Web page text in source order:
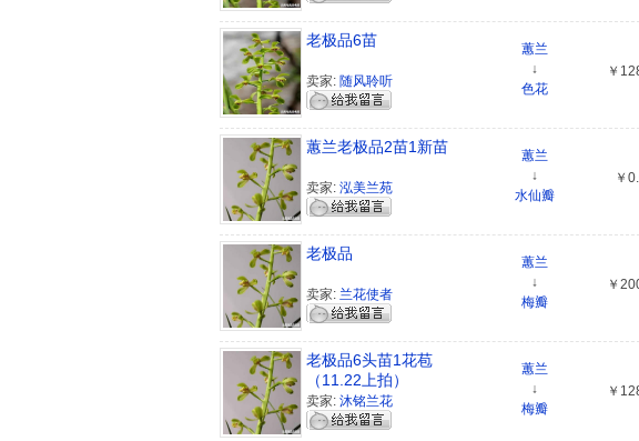
老极品6苗
卖家: 随风聆听
蕙兰
↓
色花
￥
蕙兰老极品2苗1新苗
卖家: 泓美兰苑
蕙兰
↓
水仙瓣
￥
老极品
卖家: 兰花使者
蕙兰
↓
梅瓣
￥
老极品6头苗1花苞
（11.22上拍）
卖家: 沐铭兰花
蕙兰
↓
梅瓣
￥